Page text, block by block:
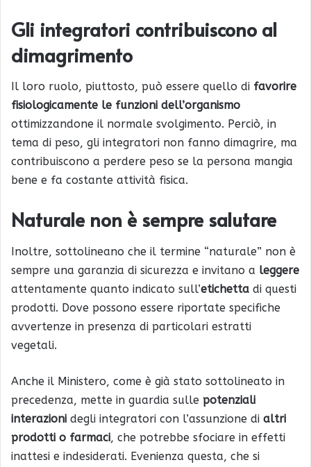
Gli integratori contribuiscono al
dimagrimento
Il loro ruolo, piuttosto, può essere quello di favorire
fisiologicamente le funzioni dell’organismo
ottimizzandone il normale svolgimento. Perciò, in
tema di peso, gli integratori non fanno dimagrire, ma
contribuiscono a perdere peso se la persona mangia
bene e fa costante attività fisica.
Naturale non è sempre salutare
Inoltre, sottolineano che il termine “naturale” non è
sempre una garanzia di sicurezza e invitano a leggere
attentamente quanto indicato sull’etichetta di questi
prodotti. Dove possono essere riportate specifiche
avvertenze in presenza di particolari estratti
vegetali.
Anche il Ministero, come è già stato sottolineato in
precedenza, mette in guardia sulle potenziali
interazioni degli integratori con l’assunzione di altri
prodotti o farmaci, che potrebbe sfociare in effetti
inattesi e indesiderati. Evenienza questa, che si